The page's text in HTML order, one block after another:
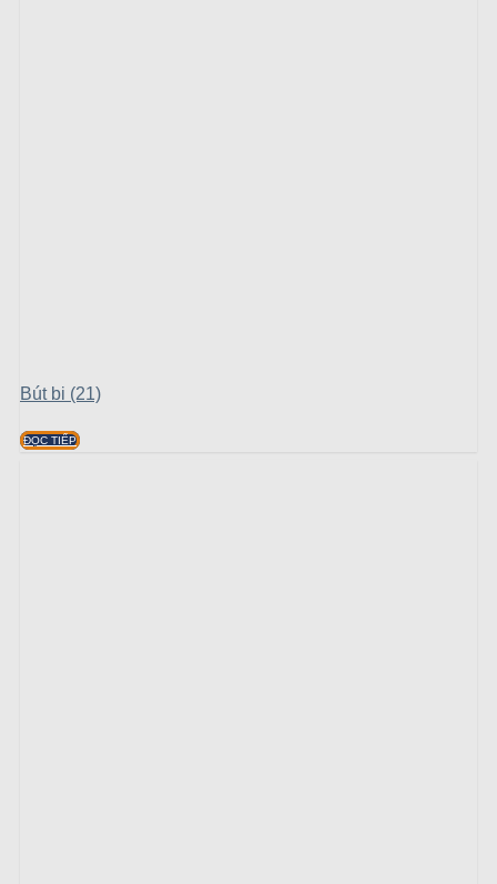
Bút bi (21)
ĐỌC TIẾP